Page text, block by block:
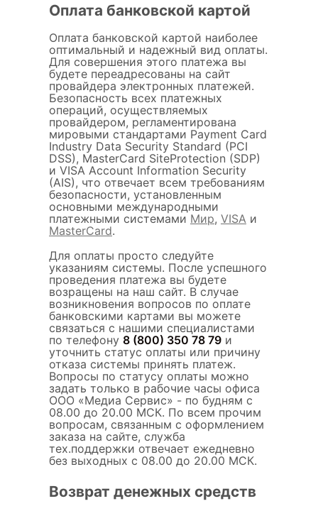
Оплата банковской картой
Оплата банковской картой наиболее
оптимальный и надежный вид оплаты.
Для совершения этого платежа вы
будете переадресованы на сайт
провайдера электронных платежей.
Безопасность всех платежных
операций, осуществляемых
провайдером, регламентирована
мировыми стандартами Payment Card
Industry Data Security Standard (PCI
DSS), MasterCard SiteProtection (SDP)
и VISA Account Information Security
(AIS), что отвечает всем требованиям
безопасности, установленным
основными международными
платежными системами Мир, VISA и
MasterCard.
Для оплаты просто следуйте
указаниям системы. После успешного
проведения платежа вы будете
возращены на наш сайт. В случае
возникновения вопросов по оплате
банковскими картами вы можете
связаться с нашими специалистами
по телефону 8 (800) 350 78 79 и
уточнить статус оплаты или причину
отказа системы принять платеж.
Вопросы по статусу оплаты можно
задать только в рабочие часы офиса
ООО «Медиа Сервис» - по будням с
08.00 до 20.00 МСК. По всем прочим
вопросам, связанным с оформлением
заказа на сайте, служба
тех.поддержки отвечает ежедневно
без выходных с 08.00 до 20.00 МСК.
Возврат денежных средств